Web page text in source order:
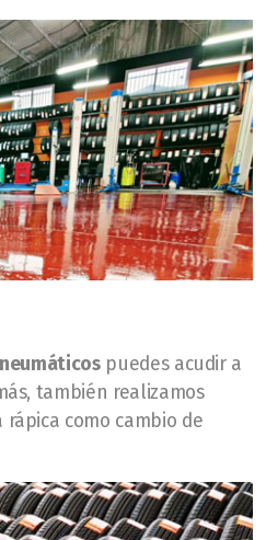
neumáticospuedes acudir a
también realizamos
rápica como cambio de